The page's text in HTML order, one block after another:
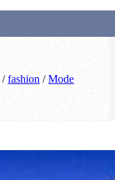
/fashion /Mode